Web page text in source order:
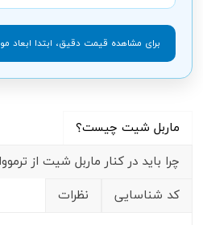
برای مشاهده قیمت دقیق، ابتدا ابعاد
ماربل شیت چیست؟
چرا باید در کنار ماربل شیت از
کد شناسایی
نظرات